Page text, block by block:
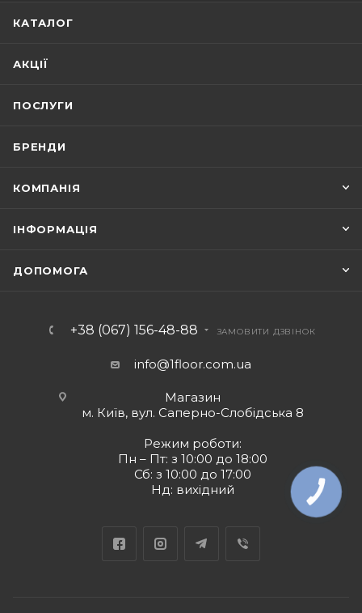
КАТАЛОГ
АКЦІЇ
ПОСЛУГИ
БРЕНДИ
КОМПАНІЯ
ІНФОРМАЦІЯ
ДОПОМОГА
+38 (067) 156-48-88 ЗАМОВИТИ ДЗВІНОК
info@1floor.com.ua
Магазин
м. Київ, вул. Саперно-Слобідська 8
Режим роботи:
Пн – Пт: з 10:00 до 18:00
Сб: з 10:00 до 17:00
Нд: вихідний
КНОПКА
ЗВ'ЯЗКУ